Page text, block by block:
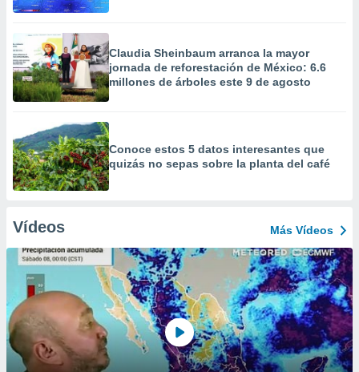
Claudia Sheinbaum arranca la mayor
jornada de reforestación de México: 6.6
millones de árboles este 9 de agosto
Conoce estos 5 datos interesantes que
quizás no sepas sobre la planta del café
Vídeos Más Vídeos